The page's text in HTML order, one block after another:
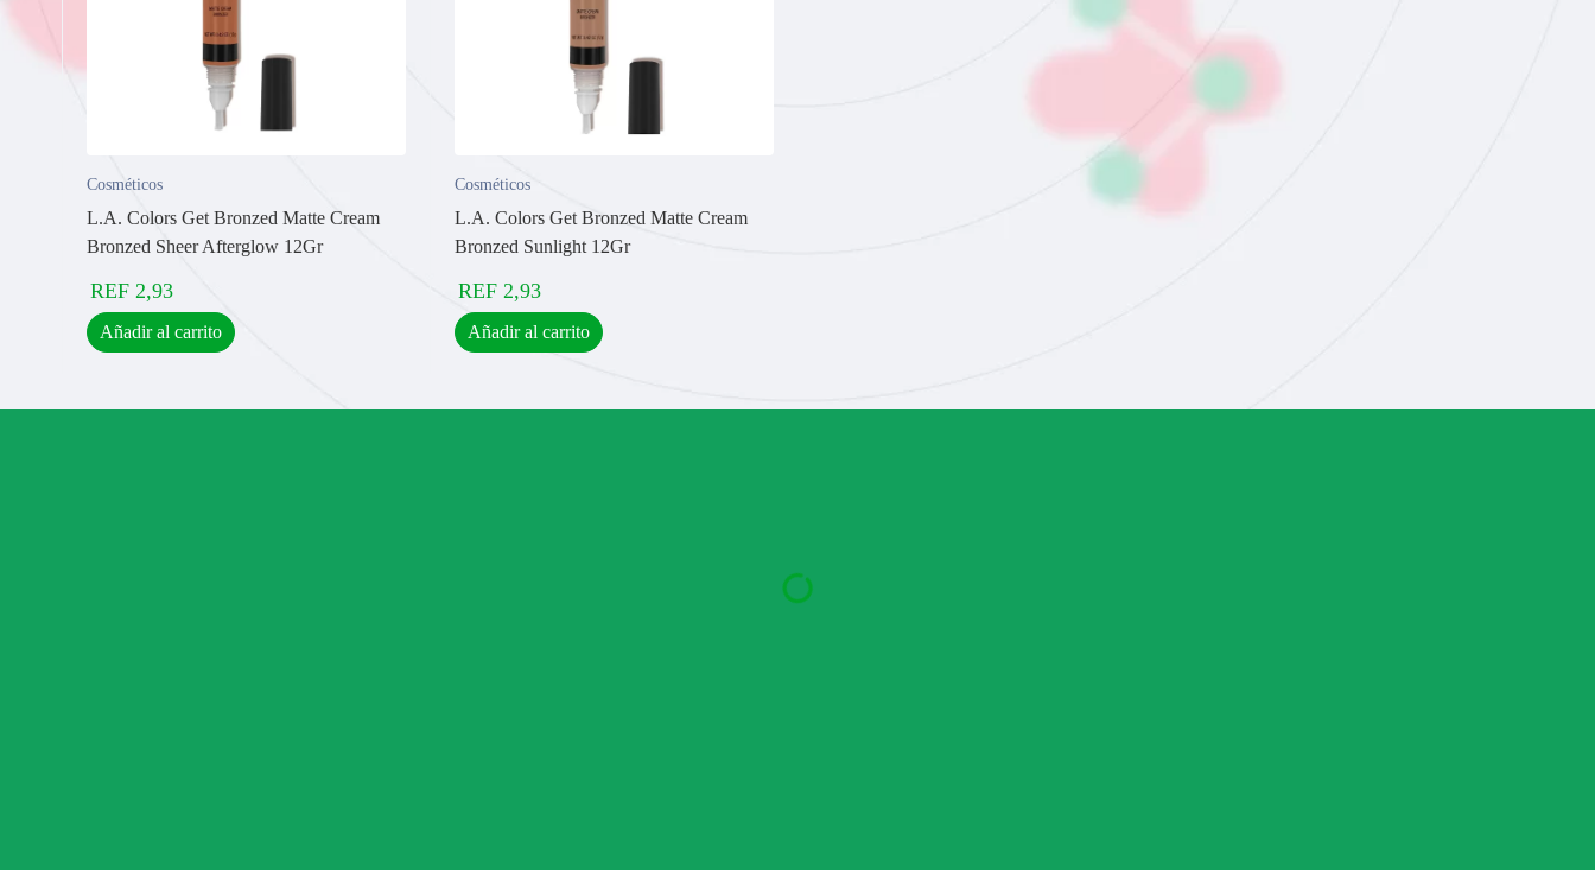
Cosméticos
L.A. Colors Get Bronzed Matte Cream
Bronzed Sheer Afterglow 12Gr
REF 2,93
Añadir al carrito
Cosméticos
L.A. Colors Get Bronzed Matte Cream
Bronzed Sunlight 12Gr
REF 2,93
Añadir al carrito